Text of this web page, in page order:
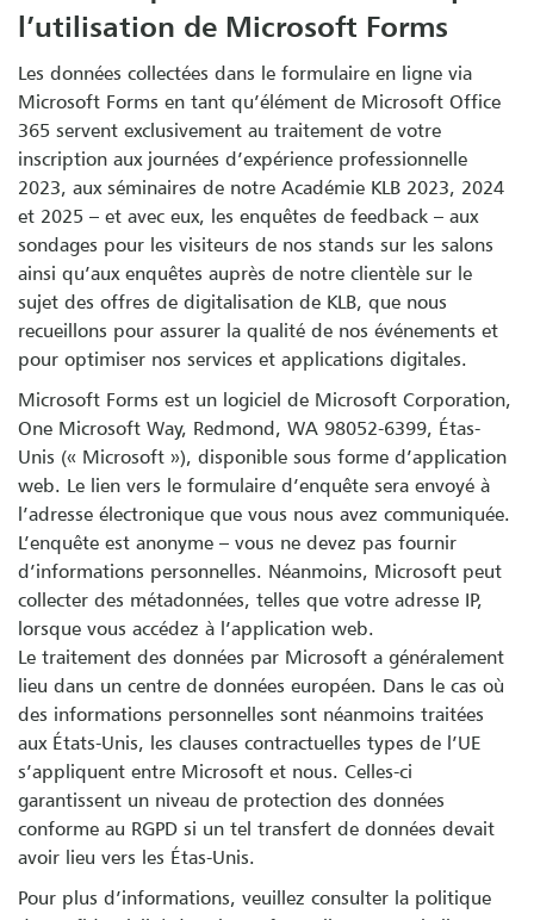
l’utilisation de Microsoft Forms
Les données collectées dans le formulaire en ligne via
Microsoft Forms en tant qu’élément de Microsoft Office
365 servent exclusivement au traitement de votre
inscription aux journées d’expérience professionnelle
2023, aux séminaires de notre Académie KLB 2023, 2024
et 2025 – et avec eux, les enquêtes de feedback – aux
sondages pour les visiteurs de nos stands sur les salons
ainsi qu’aux enquêtes auprès de notre clientèle sur le
sujet des offres de digitalisation de KLB, que nous
recueillons pour assurer la qualité de nos événements et
pour optimiser nos services et applications digitales.
Microsoft Forms est un logiciel de Microsoft Corporation,
One Microsoft Way, Redmond, WA 98052-6399, Étas-
Unis (« Microsoft »), disponible sous forme d’application
web. Le lien vers le formulaire d’enquête sera envoyé à
l’adresse électronique que vous nous avez communiquée.
L’enquête est anonyme – vous ne devez pas fournir
d’informations personnelles. Néanmoins, Microsoft peut
collecter des métadonnées, telles que votre adresse IP,
lorsque vous accédez à l’application web.
Le traitement des données par Microsoft a généralement
lieu dans un centre de données européen. Dans le cas où
des informations personnelles sont néanmoins traitées
aux États-Unis, les clauses contractuelles types de l’UE
s’appliquent entre Microsoft et nous. Celles-ci
garantissent un niveau de protection des données
conforme au RGPD si un tel transfert de données devait
avoir lieu vers les Étas-Unis.
Pour plus d’informations, veuillez consulter la politique